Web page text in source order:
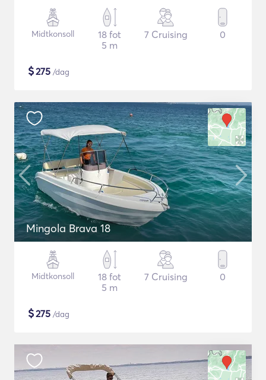
Midtkonsoll
18 fot
5 m
7 Cruising 0
$275 /dag
Mingola Brava 18
Midtkonsoll
18 fot
5 m
7 Cruising 0
$275 /dag